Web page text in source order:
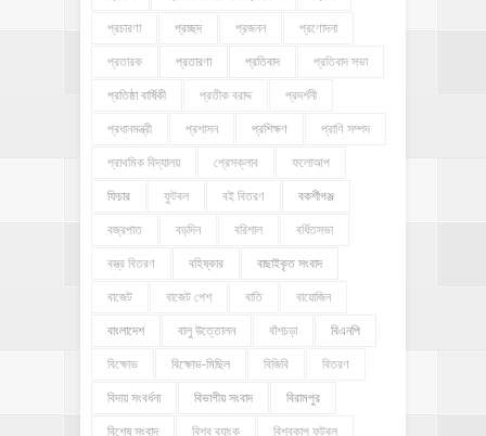
প্রচারণা প্রচ্ছদ প্রজনন প্রণোদনা
প্রতারক প্রতারণা প্রতিবাদ প্রতিবাদ সভা
প্রতিষ্ঠা বার্ষিকী প্রতীক বরাদ্দ প্রদর্শনী
প্রধানমন্ত্রী প্রশাসন প্রশিক্ষণ প্রাণি সম্পদ
প্রাথমিক বিদ্যালয় প্রেসক্লাব ফলোআপ
ফিচার ফুটবল বই বিতরণ বকশীগঞ্জ
বজ্রপাত বড়দিন বরিশাল বর্ধিতসভা
বস্ত্র বিতরণ বহিষ্কার বাছাইকৃত সংবাদ
বাজেট বাজেট পেশ বাতি বায়োজিন
বাংলাদেশ বালু উত্তোলন বাঁশচড়া বিএনপি
বিক্ষোভ বিক্ষোভ-মিছিল বিজিবি বিতরণ
বিদায় সংবর্ধনা বিভাগীয় সংবাদ বিরামপুর
বিশেষ সংবাদ বিশ্ব ব্যাংক বিশ্বকাপ ফুটবল